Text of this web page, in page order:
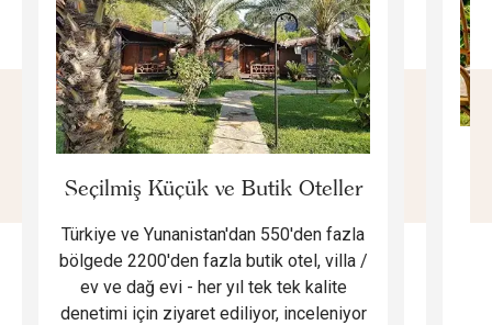
Seçilmiş Küçük ve Butik Oteller
Türkiye ve Yunanistan'dan 550'den fazla
bölgede 2200'den fazla butik otel, villa /
ev ve dağ evi - her yıl tek tek kalite
denetimi için ziyaret ediliyor, inceleniyor